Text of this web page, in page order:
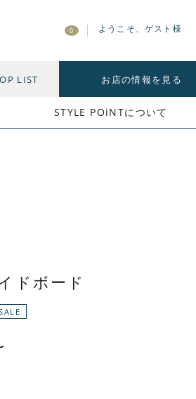
0 ようこそ、ゲスト様
LIST お店の情報を見る
STYLE POiNTについて
ドボード